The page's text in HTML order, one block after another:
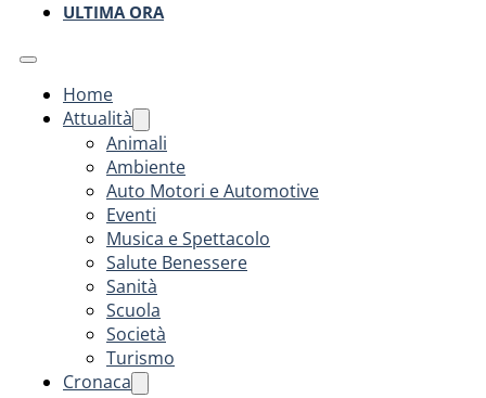
ULTIMA ORA
Home
Attualità
Animali
Ambiente
Auto Motori e Automotive
Eventi
Musica e Spettacolo
Salute Benessere
Sanità
Scuola
Società
Turismo
Cronaca